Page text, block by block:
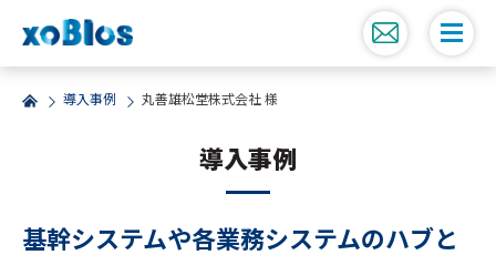
導入事例 丸善雄松堂株式会社 様
導入事例
基幹システムや各業務システムのハブと